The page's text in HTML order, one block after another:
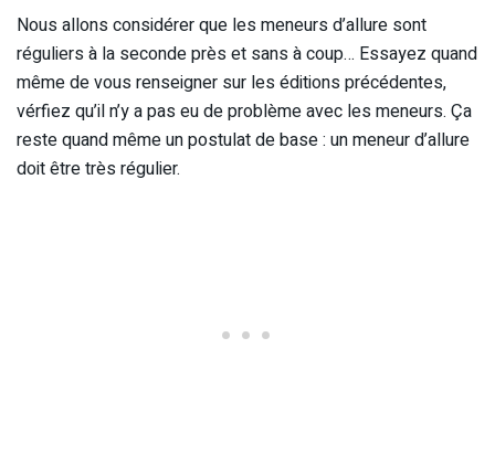
Nous allons considérer que les meneurs d’allure sont
réguliers à la seconde près et sans à coup… Essayez quand
même de vous renseigner sur les éditions précédentes,
vérfiez qu’il n’y a pas eu de problème avec les meneurs. Ça
reste quand même un postulat de base : un meneur d’allure
doit être très régulier.